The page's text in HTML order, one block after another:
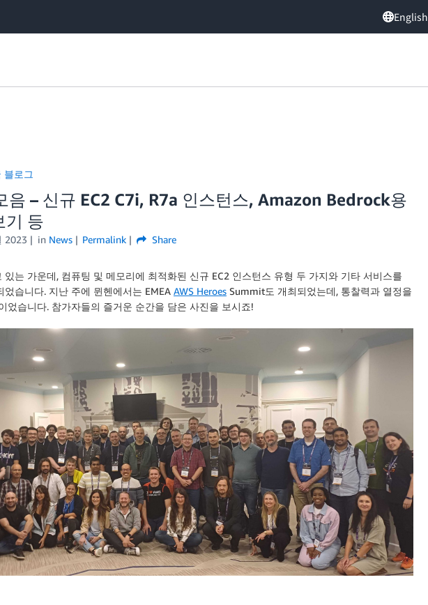
English
로그
음 – 신규 EC2 C7i, R7a 인스턴스, Amazon Bedrock용
기 등
2023 in News Permalink Share
는 가운데, 컴퓨팅 및 메모리에 최적화된 신규 EC2 인스턴스 유형 두 가지와 기타 서비스를
습니다. 지난 주에 뮌헨에서는 EMEA AWS Heroes Summit도 개최되었는데, 통찰력과 열정을
었습니다. 참가자들의 즐거운 순간을 담은 사진을 보시죠!